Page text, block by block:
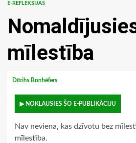
E-REFLEKSIJAS
mīlestība
Dītrihs Bonhēfers
▶ NOKLAUSIES ŠO E-PUBLIKĀCIJU
Nav neviena, kas dzīvotu bez
mīlestība.